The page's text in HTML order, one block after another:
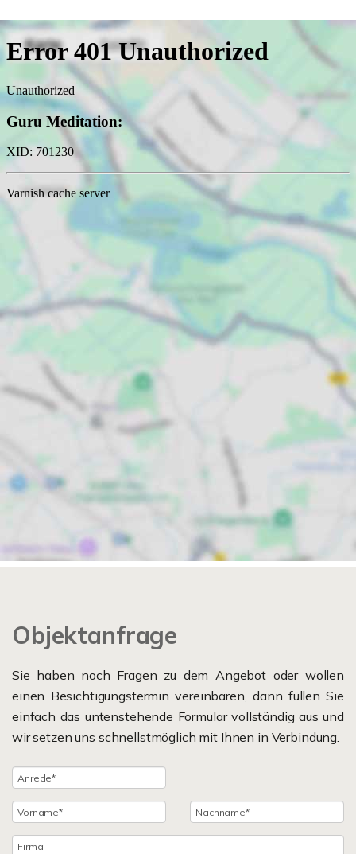
Objektanfrage
Sie haben noch Fragen zu dem Angebot oder wollen
einen Besichtigungstermin vereinbaren, dann füllen Sie
einfach das untenstehende Formular vollständig aus und
wir setzen uns schnellstmöglich mit Ihnen in Verbindung.